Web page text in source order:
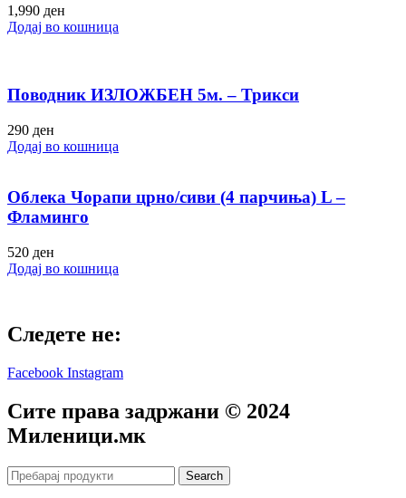
1,990 ден
Додај во кошница
Поводник ИЗЛОЖБЕН 5м. – Трикси
290 ден
Додај во кошница
Облека Чорапи црно/сиви (4 парчиња) L –
Фламинго
520 ден
Додај во кошница
Следете не:
Facebook Instagram
Сите права задржани © 2024
Mиленици.мк
Search